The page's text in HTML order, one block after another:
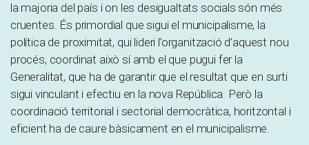
la majoria del país i on les desigualtats socials són més
cruentes. És primordial que sigui el municipalisme, la
política de proximitat, qui lideri l’organització d’aquest nou
procés, coordinat això sí amb el que pugui fer la
Generalitat, que ha de garantir que el resultat que en surti
sigui vinculant i efectiu en la nova República. Però la
coordinació territorial i sectorial democràtica, horitzontal i
eficient ha de caure bàsicament en el municipalisme.